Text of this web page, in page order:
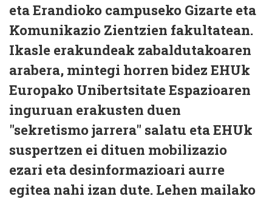
eta Erandioko campuseko Gizarte eta
Komunikazio Zientzien fakultatean.
Ikasle erakundeak zabaldutakoaren
arabera, mintegi horren bidez EHUk
Europako Unibertsitate Espazioaren
inguruan erakusten duen
"sekretismo jarrera" salatu eta EHUk
suspertzen ei dituen mobilizazio
ezari eta desinformazioari aurre
egitea nahi izan dute. Lehen mailako